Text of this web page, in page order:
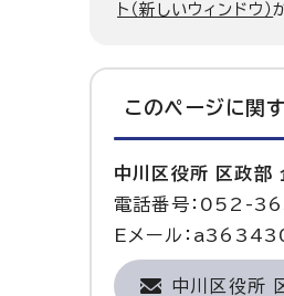
ト（新しいウィンドウ）
このページに関
中川区役所 区政部
電話番号：052-
Eメール：
中川区役所